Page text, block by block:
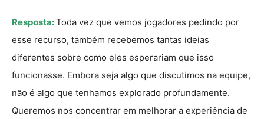
Resposta:Toda vez que vemos jogadores pedindo por
esse recurso, também recebemos tantas ideias
diferentes sobre como eles esperariam que isso
funcionasse. Embora seja algo que discutimos na equipe,
não é algo que tenhamos explorado profundamente.
Queremos nos concentrar em melhorar a experiência de